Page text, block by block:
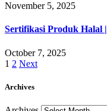
November 5, 2025
Sertifikasi Produk Halal
October 7, 2025
1 2 Next
Archives